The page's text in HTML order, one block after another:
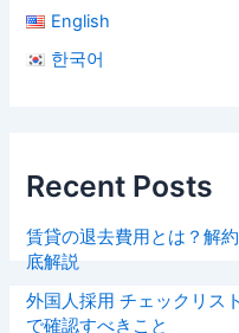
English
한국어
Recent Posts
賃貸の退去費用とは？解
底解説
外国人採用 チェックリス
で確認すべきこと